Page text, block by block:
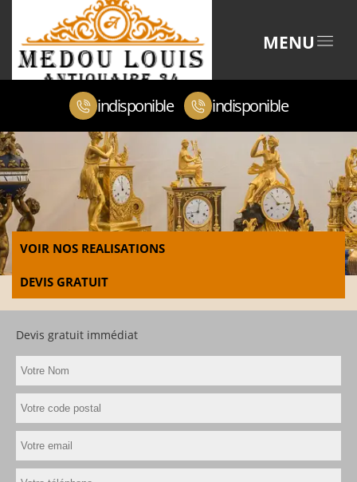
MENU
indisponible indisponible
VOIR NOS REALISATIONS
DEVIS GRATUIT
Devis gratuit immédiat